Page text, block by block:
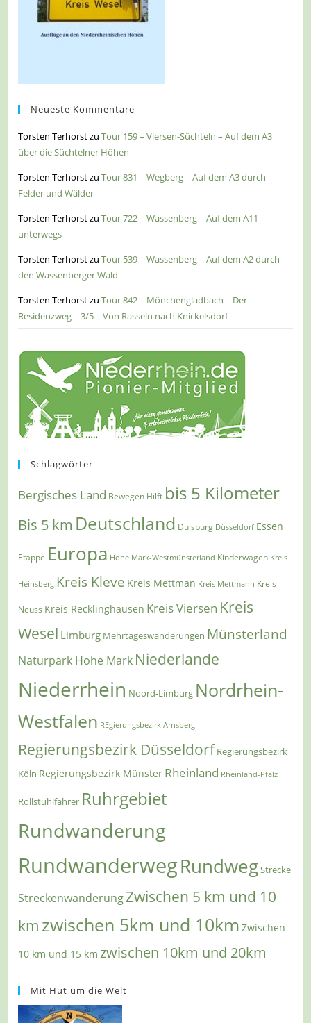
Neueste Kommentare
Torsten TerhorstzuTour 159 – Viersen-Süchteln – Auf dem A3
über die Süchtelner Höhen
Torsten TerhorstzuTour 831 – Wegberg – Auf dem A3 durch
Felder und Wälder
Torsten TerhorstzuTour 722 – Wassenberg – Auf dem A11
unterwegs
Torsten TerhorstzuTour 539 – Wassenberg – Auf dem A2 durch
den Wassenberger Wald
Torsten TerhorstzuTour 842 – Mönchengladbach – Der
Residenzweg – 3/5 – Von Rasseln nach Knickelsdorf
Schlagwörter
Bergisches Land Bewegen Hilft bis 5 Kilometer
Bis 5 km Deutschland Duisburg Düsseldorf Essen
Etappe Europa Hohe Mark-Westmünsterland Kinderwagen Kreis
Heinsberg Kreis Kleve Kreis Mettman Kreis Mettmann Kreis
Neuss Kreis Recklinghausen Kreis Viersen Kreis
Wesel Limburg Mehrtageswanderungen Münsterland
Naturpark Hohe Mark Niederlande
Niederrhein Noord-Limburg Nordrhein-
Westfalen REgierungsbezirk Arnsberg
Regierungsbezirk Düsseldorf Regierungsbezirk
Köln Regierungsbezirk Münster Rheinland Rheinland-Pfalz
Rollstuhlfahrer Ruhrgebiet
Rundwanderung
RundwanderwegRundwegStrecke
StreckenwanderungZwischen 5 km und 10
km zwischen 5km und 10km Zwischen
10 km und 15 km zwischen 10km und 20km
Mit Hut um die Welt